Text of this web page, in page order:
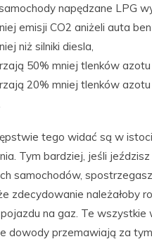
napędzane LPG
emisji CO2 aniżeli auta
niż silniki diesla,
50% mniej tlenków azotu
20% mniej tlenków azotu
tego widać są w
Tym bardziej, jeśli
samochodów,
zdecydowanie należałoby
na gaz. Te wszystkie
dowody przemawiają za